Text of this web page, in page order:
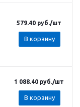
579.40руб./шт
В корзину
1 088.40руб./шт
В корзину